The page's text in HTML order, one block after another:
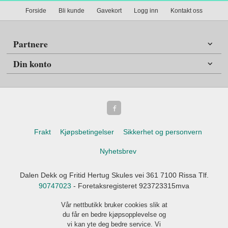
Forside Bli kunde Gavekort Logg inn Kontakt oss
Partnere
Din konto
Frakt Kjøpsbetingelser Sikkerhet og personvern
Nyhetsbrev
Dalen Dekk og Fritid Hertug Skules vei 361 7100 Rissa Tlf.
90747023 - Foretaksregisteret 923723315mva
Vår nettbutikk bruker cookies slik at
du får en bedre kjøpsopplevelse og
vi kan yte deg bedre service. Vi